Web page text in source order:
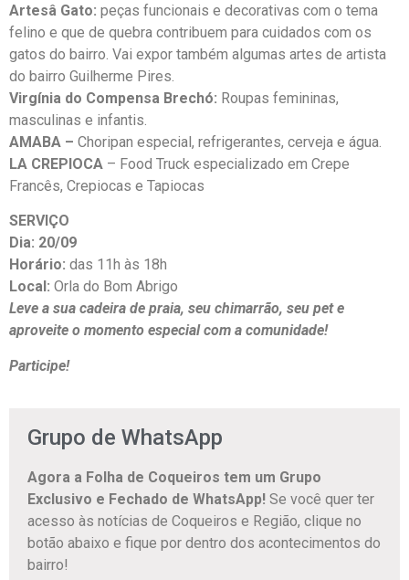
Artesâ Gato: peças funcionais e decorativas com o tema
felino e que de quebra contribuem para cuidados com os
gatos do bairro. Vai expor também algumas artes de artista
do bairro Guilherme Pires.
Virgínia do Compensa Brechó: Roupas femininas,
masculinas e infantis.
AMABA – Choripan especial, refrigerantes, cerveja e água.
LA CREPIOCA – Food Truck especializado em Crepe
Francês, Crepiocas e Tapiocas
SERVIÇO
Dia: 20/09
Horário: das 11h às 18h
Local: Orla do Bom Abrigo
Leve a sua cadeira de praia, seu chimarrão, seu pet e
aproveite o momento especial com a comunidade!
Participe!
Grupo de WhatsApp
Agora a Folha de Coqueiros tem um Grupo
Exclusivo e Fechado de WhatsApp! Se você quer ter
acesso às notícias de Coqueiros e Região, clique no
botão abaixo e fique por dentro dos acontecimentos do
bairro!